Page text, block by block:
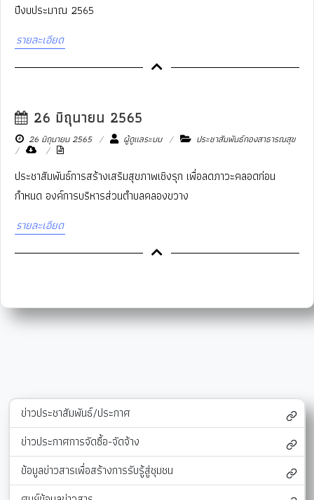
ปีงบประมาณ 2565
รายละเอียด
26 มิถุนายน 2565
26 มิถุนายน 2565 ผู้ดูแลระบบ ประชาสัมพันธ์กองสาธารณสุข
ประชาสัมพันธ์การสร้างเสริมสุขภาพเชิงรุก เพื่อลดภาวะคลอดก่อน
กำหนด องค์การบริหารส่วนตำบลคลองขวาง
รายละเอียด
ข่าวประชาสัมพันธ์/ประกาศ
ข่าวประกาศการจัดซื้อ-จัดจ้าง
ข้อมูลข่าวสารเพื่อสร้างการรับรู้สู่ชุมชน